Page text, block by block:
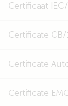
Certificaat
Certificate CB/
Certificate
Certificate